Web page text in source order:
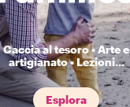
Caccia al tesoro • Arte e
artigianato • Lezioni...
Esplora